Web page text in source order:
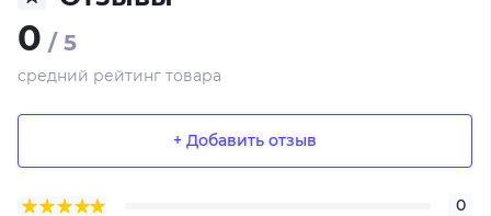
0 / 5
средний рейтинг товара
+ Добавить отзыв
0